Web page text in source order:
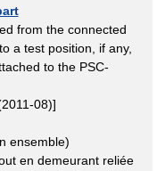
from the connected
a test position, if any,
to the PSC-
08)]
ensemble)
en demeurant reliée